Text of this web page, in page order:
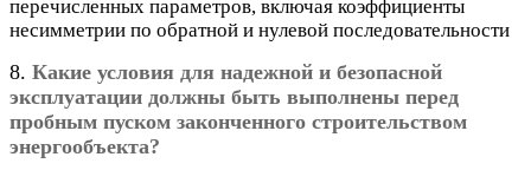
перечисленных параметров, включая коэффициенты
несимметрии по обратной и нулевой последовательности
8. Какие условия для надежной и безопасной
эксплуатации должны быть выполнены перед
пробным пуском законченного строительством
энергообъекта?